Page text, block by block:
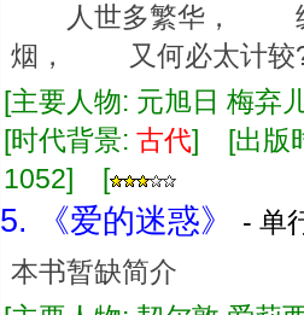
人世多繁华， 纵
烟， 又何必太计较
[主要人物: 元旭日 梅
[时代背景: 古代] [出版
1052] [
5. 《爱的迷惑》
- 单
本书暂缺简介